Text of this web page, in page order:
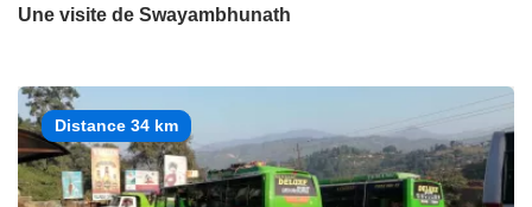
Une visite de Swayambhunath
Distance 34 km